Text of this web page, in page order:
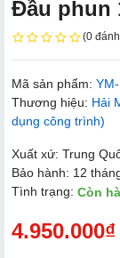
Đầu phun
(0
Mã sản phẩm:
Thương hiệu: Hải
dụng công trình)
Xuất xứ: Trung
Bảo hành: 12
Tình trạng: Còn
4.950.000₫